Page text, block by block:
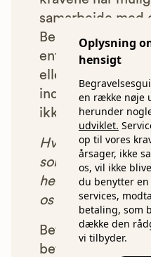
Oplysning
hensigt
en række nøje
herunder
udviklet.
op til vores
årsager, ikke
os, vil ikke
du benytter
services,
betaling, som
dække den
vi tilbyder.
samarbejde med
enten ikke lever
eller som af
indgået et
ikke blive vist i
Hver gang du
som vi har
henvist dig til,
os et beløb for
Betalingen for
betyder, at vores